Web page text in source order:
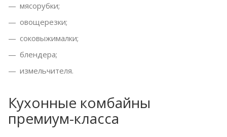
мясорубки;
овощерезки;
соковыжималки;
блендера;
измельчителя.
Кухонные комбайны
премиум-класса